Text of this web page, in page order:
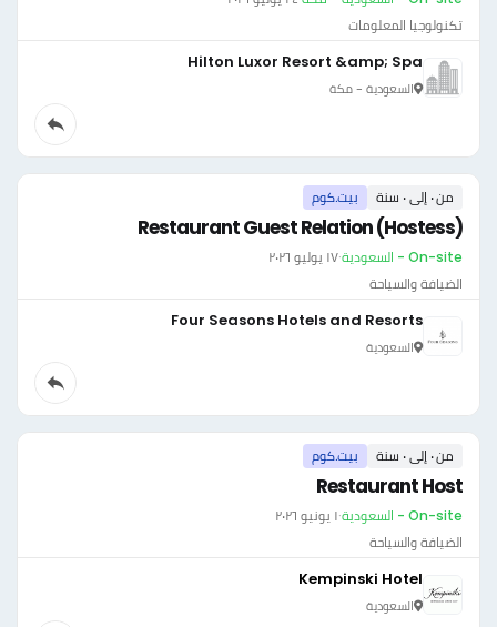
تكنولوجيا المعلومات
Hilton Luxor Resort &amp; Spa
السعودية - مكة
من ٠ إلى ٠ سنة بيت.كوم
Restaurant Guest Relation (Hostess)
On-site - السعودية ·١٧ يوليو ٢٠٢٦
الضيافة والسياحة
Four Seasons Hotels and Resorts
السعودية
من ٠ إلى ٠ سنة بيت.كوم
Restaurant Host
On-site - السعودية ·١ يونيو ٢٠٢٦
الضيافة والسياحة
Kempinski Hotel
السعودية